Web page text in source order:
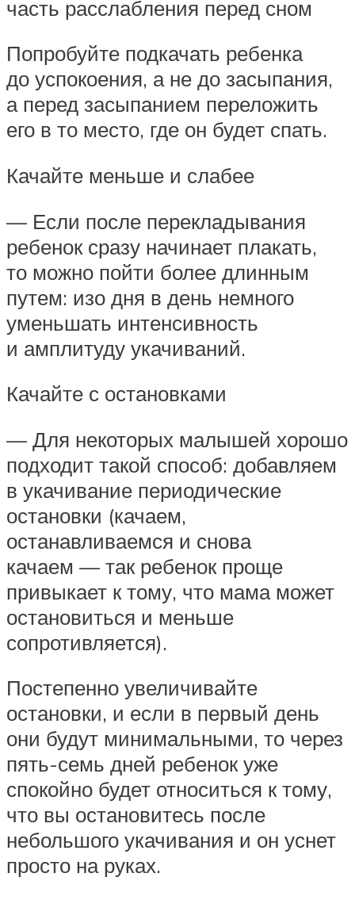
часть расслабления перед сном
Попробуйте подкачать ребенка
до успокоения, а не до засыпания,
а перед засыпанием переложить
его в то место, где он будет спать.
Качайте меньше и слабее
— Если после перекладывания
ребенок сразу начинает плакать,
то можно пойти более длинным
путем: изо дня в день немного
уменьшать интенсивность
и амплитуду укачиваний.
Качайте с остановками
— Для некоторых малышей хорошо
подходит такой способ: добавляем
в укачивание периодические
остановки (качаем,
останавливаемся и снова
качаем — так ребенок проще
привыкает к тому, что мама может
остановиться и меньше
сопротивляется).
Постепенно увеличивайте
остановки, и если в первый день
они будут минимальными, то через
пять-семь дней ребенок уже
спокойно будет относиться к тому,
что вы остановитесь после
небольшого укачивания и он уснет
просто на руках.